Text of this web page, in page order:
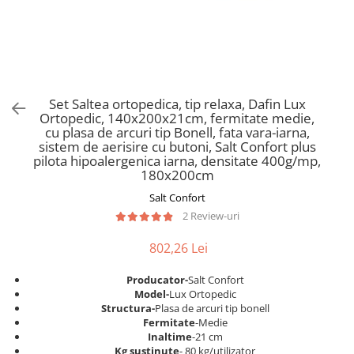
Saltele Memory Pocket
Saltele cu plasa arcuri
Saltele cu spuma
Saltele cu spuma
Saltele cu spuma poliuretanica
Saltele 160x200
Saltele 180x200
Top saltele
Scaune pentru living
Seturi comode living si vitrine
Mobila living
Dulap birou
Birouri
Scaune pentru birou
Scaune pentru vizitatori
Scaune birou copii
Scaune resigilate
Scaune gradinita
Scaune conferinta
Set Saltea ortopedica, tip relaxa, Dafin Lux
Ortopedic, 140x200x21cm, fermitate medie,
cu plasa de arcuri tip Bonell, fata vara-iarna,
sistem de aerisire cu butoni, Salt Confort plus
pilota hipoalergenica iarna, densitate 400g/mp,
180x200cm
Salt Confort
2 Review-uri
802,26 Lei
Producator-Salt Confort
Model-Lux Ortopedic
Structura-Plasa de arcuri tip bonell
Fermitate-Medie
Inaltime-21 cm
Kg sustinute- 80 kg/utilizator